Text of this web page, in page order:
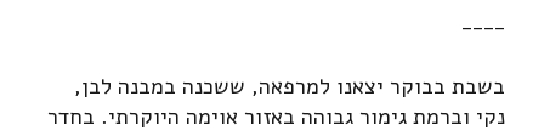
____
בשבת בבוקר יצאנו למרפאה, ששכנה במבנה לבן,
נקי וברמת גימור גבוהה באזור אוימה היוקרתי. בחדר